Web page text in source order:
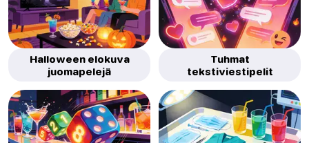
Halloween elokuva
juomapelejä
Tuhmat
tekstiviestipelit